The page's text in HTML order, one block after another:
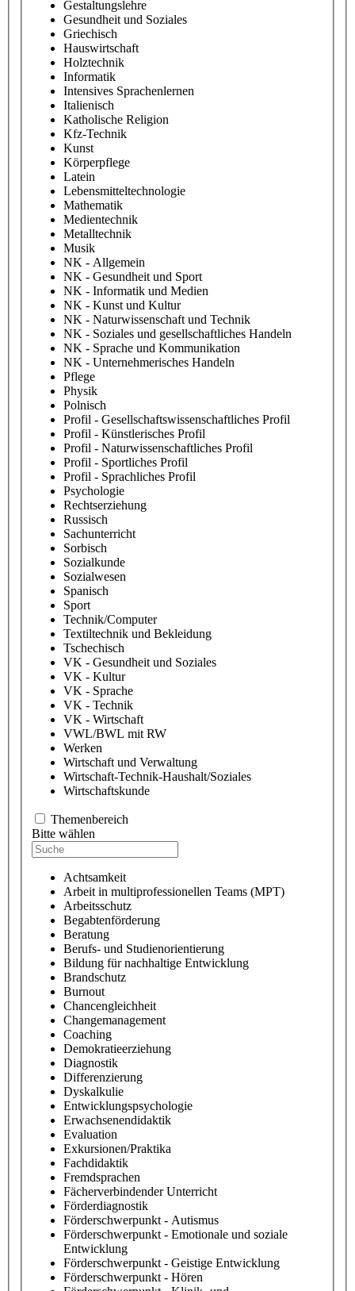
Gestaltungslehre
Gesundheit und Soziales
Griechisch
Hauswirtschaft
Holztechnik
Informatik
Intensives Sprachenlernen
Italienisch
Katholische Religion
Kfz-Technik
Kunst
Körperpflege
Latein
Lebensmitteltechnologie
Mathematik
Medientechnik
Metalltechnik
Musik
NK - Allgemein
NK - Gesundheit und Sport
NK - Informatik und Medien
NK - Kunst und Kultur
NK - Naturwissenschaft und Technik
NK - Soziales und gesellschaftliches Handeln
NK - Sprache und Kommunikation
NK - Unternehmerisches Handeln
Pflege
Physik
Polnisch
Profil - Gesellschaftswissenschaftliches Profil
Profil - Künstlerisches Profil
Profil - Naturwissenschaftliches Profil
Profil - Sportliches Profil
Profil - Sprachliches Profil
Psychologie
Rechtserziehung
Russisch
Sachunterricht
Sorbisch
Sozialkunde
Sozialwesen
Spanisch
Sport
Technik/Computer
Textiltechnik und Bekleidung
Tschechisch
VK - Gesundheit und Soziales
VK - Kultur
VK - Sprache
VK - Technik
VK - Wirtschaft
VWL/BWL mit RW
Werken
Wirtschaft und Verwaltung
Wirtschaft-Technik-Haushalt/Soziales
Wirtschaftskunde
Themenbereich
Bitte wählen
Achtsamkeit
Arbeit in multiprofessionellen Teams (MPT)
Arbeitsschutz
Begabtenförderung
Beratung
Berufs- und Studienorientierung
Bildung für nachhaltige Entwicklung
Brandschutz
Burnout
Chancengleichheit
Changemanagement
Coaching
Demokratieerziehung
Diagnostik
Differenzierung
Dyskalkulie
Entwicklungspsychologie
Erwachsenendidaktik
Evaluation
Exkursionen/Praktika
Fachdidaktik
Fremdsprachen
Fächerverbindender Unterricht
Förderdiagnostik
Förderschwerpunkt - Autismus
Förderschwerpunkt - Emotionale und soziale
Entwicklung
Förderschwerpunkt - Geistige Entwicklung
Förderschwerpunkt - Hören